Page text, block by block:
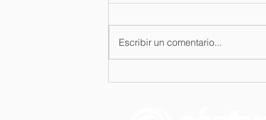
Escribir un comentario...